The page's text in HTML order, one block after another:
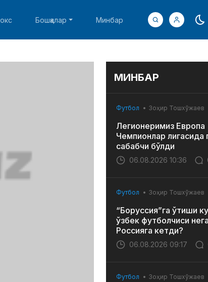
Бошқалар Минбар
МИНБАР
Футбол Зоҳир Тошхўжаев
Легионеримиз Европа
Чемпионлар лигасида
сабабчи бўлди
06.08.2026 10:36
Футбол Зоҳир Тошхўжаев
“Боруссия”га ўтиши
ўзбек футболчиси
Россияга кетди?
06.08.2026 09:17
Футбол Зоҳир Тошхўжаев